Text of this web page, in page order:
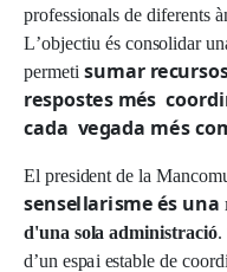
professionalsdediferents à
L’objectiu és consolidarun
permeti sumar recurso
respostes méscoordi
cada vegada mésco
El presidentdela Mancom
sensellarismeés una
d'una sola administració.
d’un espai establede coordi